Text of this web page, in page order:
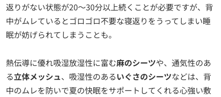
返りがない状態が20～30分以上続くことが必要ですが、背
中がムレているとゴロゴロ不要な寝返りをうってしまい睡
眠が妨げられてしまうことも。
熱伝導に優れ吸湿放湿性に富む麻のシーツや、通気性のあ
る立体メッシュ、吸湿性のあるいぐさのシーツなどは、背
中のムレを防いで夏の快眠をサポートしてくれる心強い敷